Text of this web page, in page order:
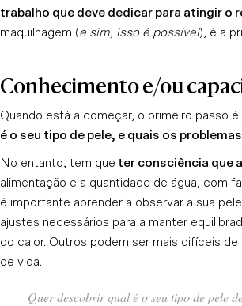
trabalho que deve dedicar para atingir o
maquilhagem (e sim, isso é possível), é a
Conhecimento e/ou
Quando está a começar, o primeiro passo
é o seu tipo de pele, e quais os
No entanto, tem que ter consciência que
alimentação e a quantidade de água, com
é importante aprender a observar a sua
ajustes necessários para a manter
do calor. Outros podem ser mais difíceis
de vida.
Quer descobrir qual é o seu tipo de pele